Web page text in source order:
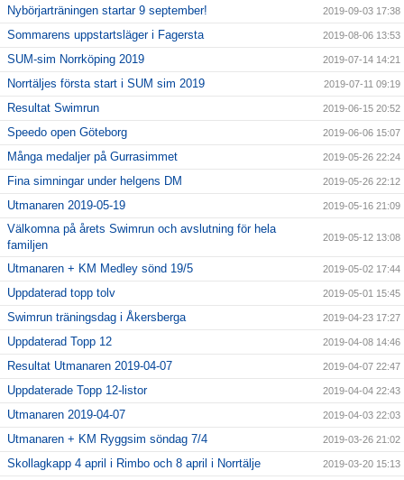
Nybörjarträningen startar 9 september! 2019-09-03 17:38
Sommarens uppstartsläger i Fagersta 2019-08-06 13:53
SUM-sim Norrköping 2019 2019-07-14 14:21
Norrtäljes första start i SUM sim 2019 2019-07-11 09:19
Resultat Swimrun 2019-06-15 20:52
Speedo open Göteborg 2019-06-06 15:07
Många medaljer på Gurrasimmet 2019-05-26 22:24
Fina simningar under helgens DM 2019-05-26 22:12
Utmanaren 2019-05-19 2019-05-16 21:09
Välkomna på årets Swimrun och avslutning för hela
familjen
2019-05-12 13:08
Utmanaren + KM Medley sönd 19/5 2019-05-02 17:44
Uppdaterad topp tolv 2019-05-01 15:45
Swimrun träningsdag i Åkersberga 2019-04-23 17:27
Uppdaterad Topp 12 2019-04-08 14:46
Resultat Utmanaren 2019-04-07 2019-04-07 22:47
Uppdaterade Topp 12-listor 2019-04-04 22:43
Utmanaren 2019-04-07 2019-04-03 22:03
Utmanaren + KM Ryggsim söndag 7/4 2019-03-26 21:02
Skollagkapp 4 april i Rimbo och 8 april i Norrtälje 2019-03-20 15:13